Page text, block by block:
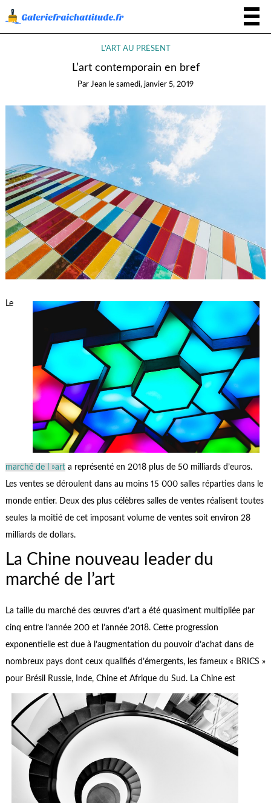
L'ART AU PRÉSENT
L’art contemporain en bref
Par Jean le samedi, janvier 5, 2019
Le
marché de l »arta représenté en 2018 plus de 50 milliards d’euros.
Les ventes se déroulent dans au moins 15 000 salles réparties dans le
monde entier. Deux des plus célèbres salles de ventes réalisent toutes
seules la moitié de cet imposant volume de ventes soit environ 28
milliards de dollars.
La Chine nouveau leader du
marché de l’art
La taille du marché des œuvres d’art a été quasiment multipliée par
cinq entre l’année 200 et l’année 2018. Cette progression
exponentielle est due à l’augmentation du pouvoir d’achat dans de
nombreux pays dont ceux qualifiés d’émergents, les fameux « BRICS »
pour Brésil Russie, Inde,Chine et Afrique du Sud. La Chine est